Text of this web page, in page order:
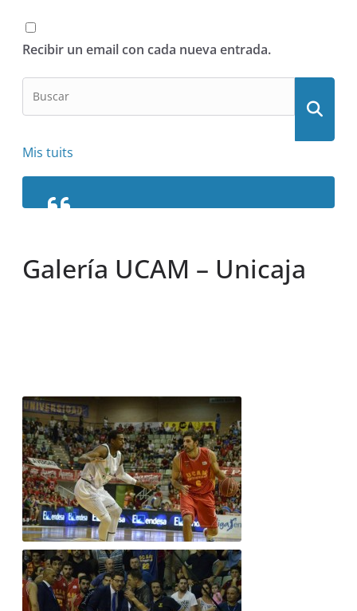
Recibir un email con cada nueva entrada.
Mis tuits
Galería UCAM – Unicaja